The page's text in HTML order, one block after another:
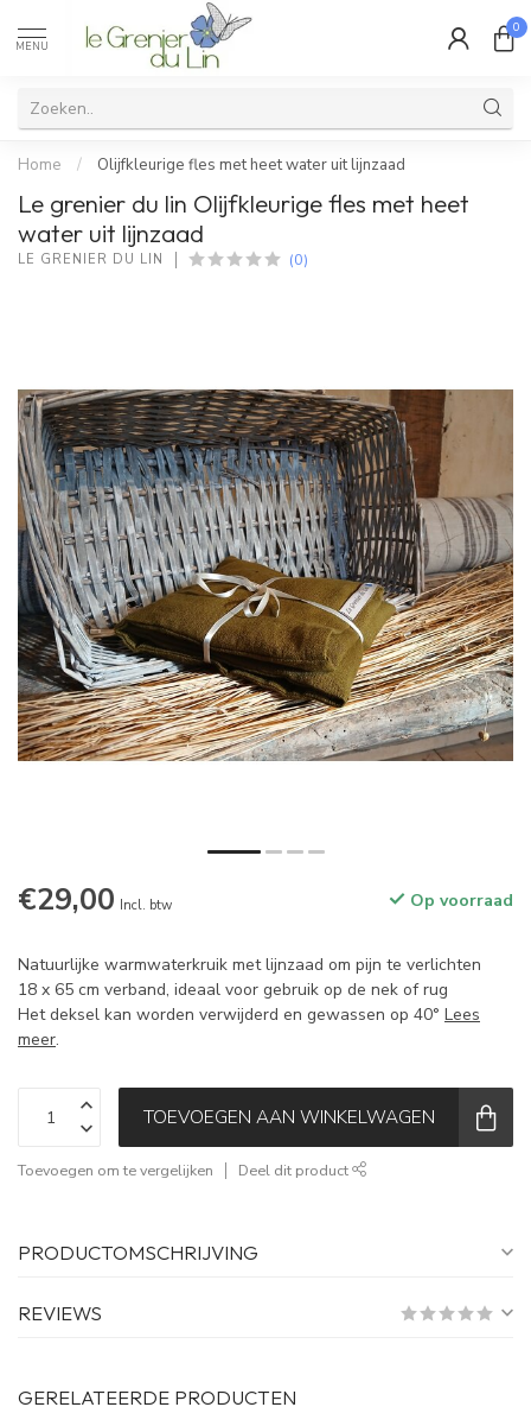
MENU
0
Home / Olijfkleurige fles met heet water uit lijnzaad
Le grenier du lin Olijfkleurige fles met heet
water uit lijnzaad
LE GRENIER DU LIN (0)
€29,00 Incl. btw Op voorraad
Natuurlijke warmwaterkruik met lijnzaad om pijn te verlichten
18 x 65 cm verband, ideaal voor gebruik op de nek of rug
Het deksel kan worden verwijderd en gewassen op 40° Lees
meer.
TOEVOEGEN AAN WINKELWAGEN
Toevoegen om te vergelijken Deel dit product
PRODUCTOMSCHRIJVING
REVIEWS
GERELATEERDE PRODUCTEN